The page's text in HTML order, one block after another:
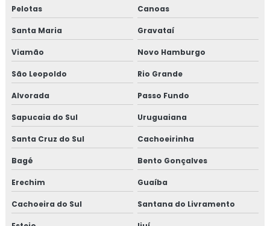
Pelotas Canoas
Santa Maria Gravataí
Viamão Novo Hamburgo
São Leopoldo Rio Grande
Alvorada Passo Fundo
Sapucaia do Sul Uruguaiana
Santa Cruz do Sul Cachoeirinha
Bagé Bento Gonçalves
Erechim Guaíba
Cachoeira do Sul Santana do Livramento